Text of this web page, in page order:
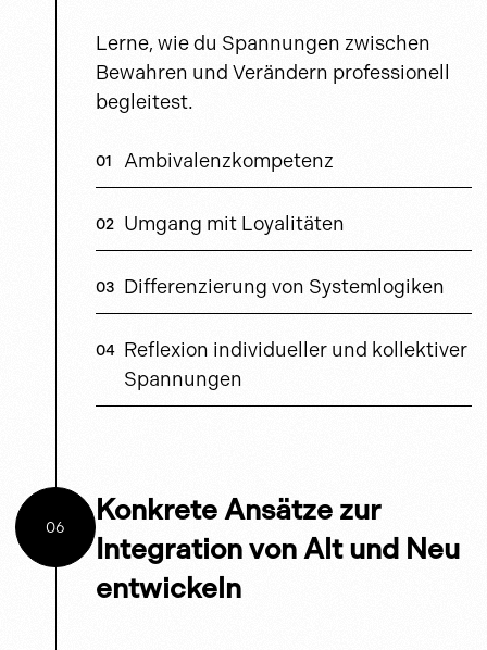
Lerne, wie du Spannungen zwischen
Bewahren und Verändern professionell
begleitest.
Ambivalenzkompetenz
Umgang mit Loyalitäten
Differenzierung von Systemlogiken
Reflexion individueller und kollektiver
Spannungen
06
Konkrete Ansätze zur
Integration von Alt und Neu
entwickeln